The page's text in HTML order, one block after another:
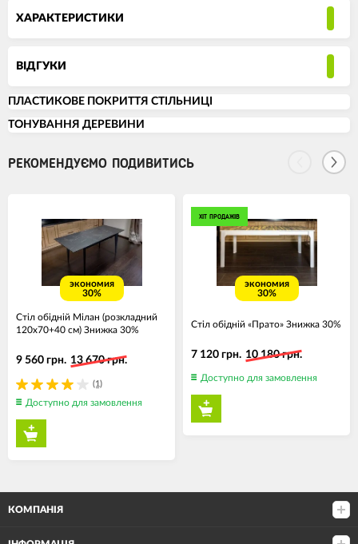
ХАРАКТЕРИСТИКИ
ВІДГУКИ
ПЛАСТИКОВЕ ПОКРИТТЯ СТІЛЬНИЦІ
ТОНУВАННЯ ДЕРЕВИНИ
РЕКОМЕНДУЄМО ПОДИВИТИСЬ
экономия
30%
Стіл обідній Мілан (розкладний
120х70+40 см) Знижка 30%
(1)
9 560 грн. 13 670 грн.
Доступно для замовлення
ХІТ ПРОДАЖІВ
экономия
30%
Стіл обідній «Прато» Знижка 30%
7 120 грн. 10 180 грн.
Доступно для замовлення
КОМПАНІЯ